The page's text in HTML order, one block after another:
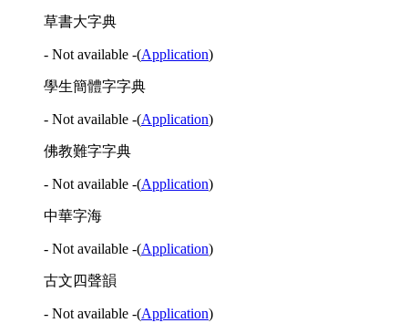
草書大字典
- Not available -(Application)
學生簡體字字典
- Not available -(Application)
佛教難字字典
- Not available -(Application)
中華字海
- Not available -(Application)
古文四聲韻
- Not available -(Application)